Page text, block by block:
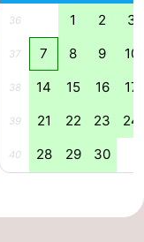
36 1 2 3
37 7 8 9 10
38 14 15 16 17
39 21 22 23 24
40 28 29 30